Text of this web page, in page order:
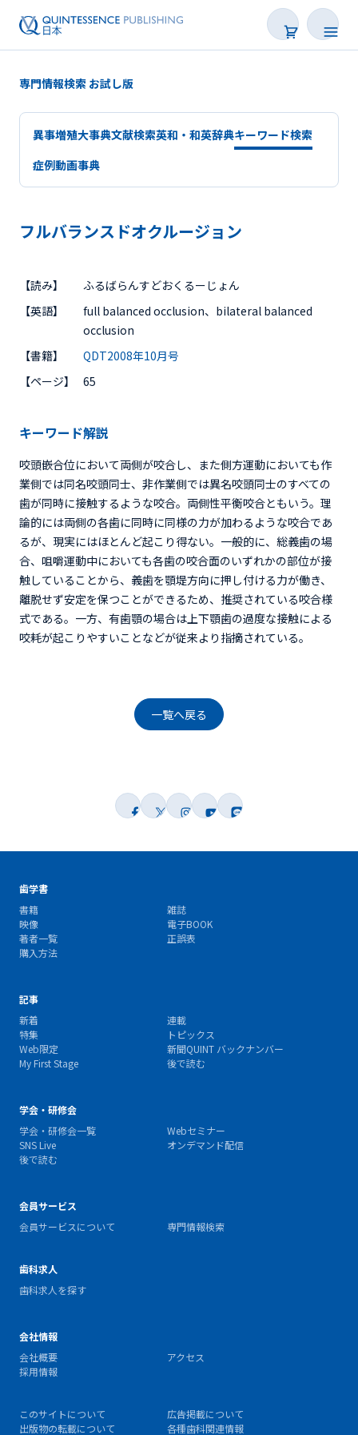
専門情報検索 お試し版
異事増殖大事典文献検索英和・和英辞典キーワード検索
症例動画事典
フルバランスドオクルージョン
【読み】
ふるばらんすどおくるーじょん
【英語】
full balanced occlusion、bilateral balanced
occlusion
【書籍】
QDT2008年10月号
【ページ】
65
キーワード解説
咬頭嵌合位において両側が咬合し、また側方運動においても作
業側では同名咬頭同士、非作業側では異名咬頭同士のすべての
歯が同時に接触するような咬合。両側性平衡咬合ともいう。理
論的には両側の各歯に同時に同様の力が加わるような咬合であ
るが、現実にはほとんど起こり得ない。一般的に、総義歯の場
合、咀嚼運動中においても各歯の咬合面のいずれかの部位が接
触していることから、義歯を顎堤方向に押し付ける力が働き、
離脱せず安定を保つことができるため、推奨されている咬合様
式である。一方、有歯顎の場合は上下顎歯の過度な接触による
咬耗が起こりやすいことなどが従来より指摘されている。
一覧へ戻る
歯学書
書籍
雑誌
映像
電子BOOK
著者一覧
正誤表
購入方法
記事
新着
連載
特集
トピックス
Web限定
新聞QUINT バックナンバー
My First Stage
後で読む
学会・研修会
学会・研修会一覧
Webセミナー
SNS Live
オンデマンド配信
後で読む
会員サービス
会員サービスについて
専門情報検索
歯科求人
歯科求人を探す
会社情報
会社概要
アクセス
採用情報
このサイトについて
広告掲載について
出版物の転載について
各種歯科関連情報